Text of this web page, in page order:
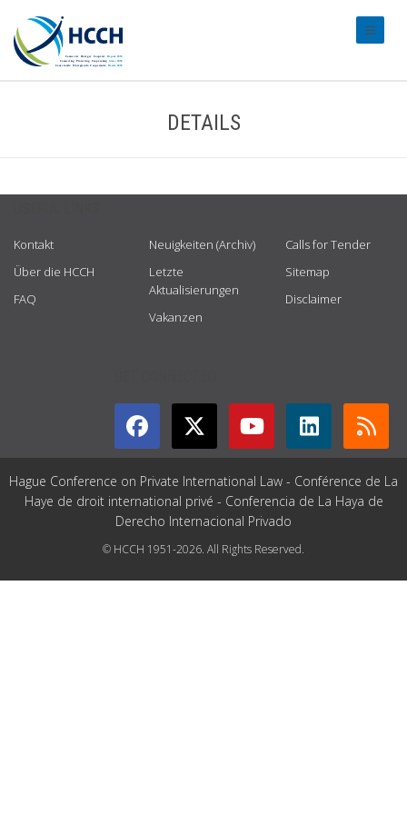
DETAILS
Kontakt
Über die HCCH
FAQ
Neuigkeiten (Archiv)
Letzte
Aktualisierungen
Vakanzen
Calls for Tender
Sitemap
Disclaimer
Hague Conference on Private International Law - Conférence de La
Haye de droit international privé - Conferencia de La Haya de
Derecho Internacional Privado
© HCCH 1951-2026. All Rights Reserved.